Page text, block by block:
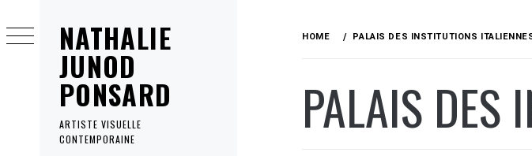
NATHALIE
JUNOD
PONSARD
ARTISTE VISUELLE
CONTEMPORAINE
to
content
HOME PALAIS DES INSTITUTIONS
PALAIS DES